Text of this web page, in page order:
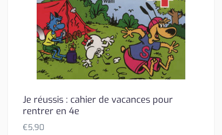
Je réussis : cahier de vacances pour
rentrer en 4e
€5,90